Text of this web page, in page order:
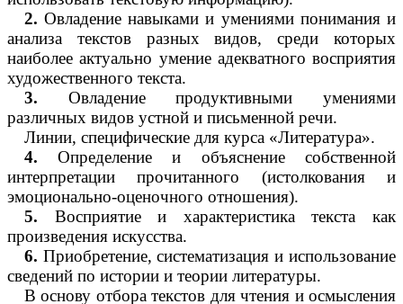
2. Овладение навыками и умениями понимания и
анализа текстов разных видов, среди которых
наиболее актуально умение адекватного восприятия
художественного текста.
3. Овладение продуктивными умениями
различных видов устной и письменной речи.
Линии, специфические для курса «Литература».
4. Определение и объяснение собственной
интерпретации прочитанного (истолкования и
эмоционально-оценочного отношения).
5. Восприятие и характеристика текста как
произведения искусства.
6. Приобретение, систематизация и использование
сведений по истории и теории литературы.
В основу отбора текстов для чтения и осмысления